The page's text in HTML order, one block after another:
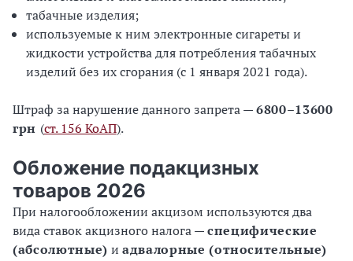
табачные изделия;
используемые к ним электронные сигареты и
жидкости устройства для потребления табачных
изделий без их сгорания (с 1 января 2021 года).
Штраф за нарушение данного запрета —6800–13600
грн (ст. 156 КоАП).
Обложение подакцизных
товаров 2026
При налогообложении акцизом используются два
вида ставок акцизного налога —специфические
(абсолютные) и адвалорные (относительные)